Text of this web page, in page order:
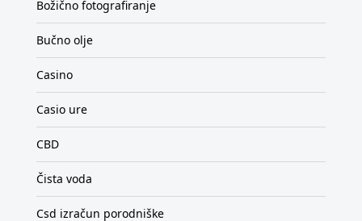
Božično fotografiranje
Bučno olje
Casino
Casio ure
CBD
Čista voda
Csd izračun porodniške